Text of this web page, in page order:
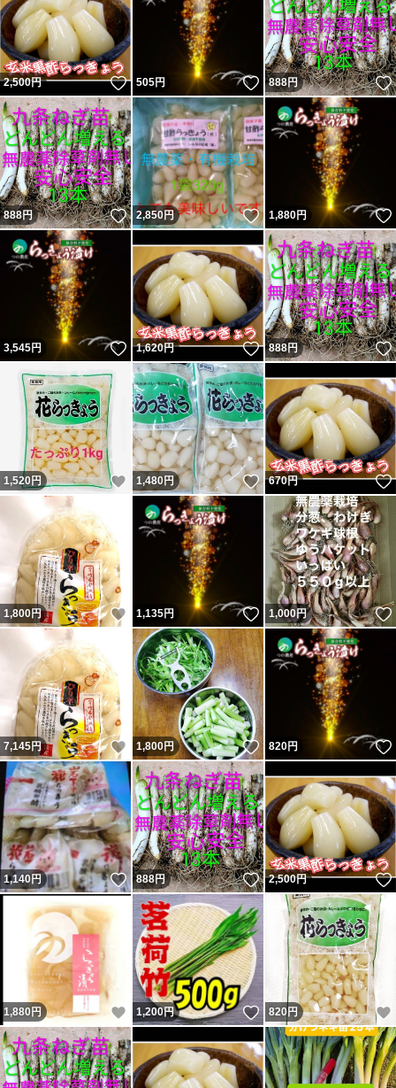
2,500円 いいね！
505円 いいね！
888円
888円 いいね！
2,850円 いいね！
1,880円
3,545円 いいね！
1,620円 いいね！
888円
1,520円 いいね！
1,480円 いいね！
670円
1,800円 いいね！
1,135円 いいね！
1,000円
7,145円 いいね！
1,800円 いいね！
820円
1,140円 いいね！
888円 いいね！
2,500円
1,880円 いいね！
1,200円 いいね！
820円